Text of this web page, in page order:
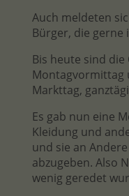
Auch meldeten
Bürger, die gerne
Bis heute sind
Montagvormittag
Markttag,
Es gab nun eine
Kleidung und
und sie an
abzugeben. Also
wenig geredet